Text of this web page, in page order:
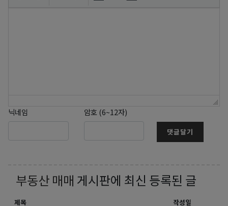
닉네임 암호 (6~12자)
댓글달기
부동산 매매 게시판에 최신 등록된 글
제목 작성일